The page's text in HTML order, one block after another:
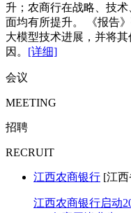
升；农商行在战略、技
面均有所提升。 《报告
大模型技术进展，并将
因。 [详细]
会议
MEETING
招聘
RECRUIT
江西农商银行 [江
江西农商银行启动